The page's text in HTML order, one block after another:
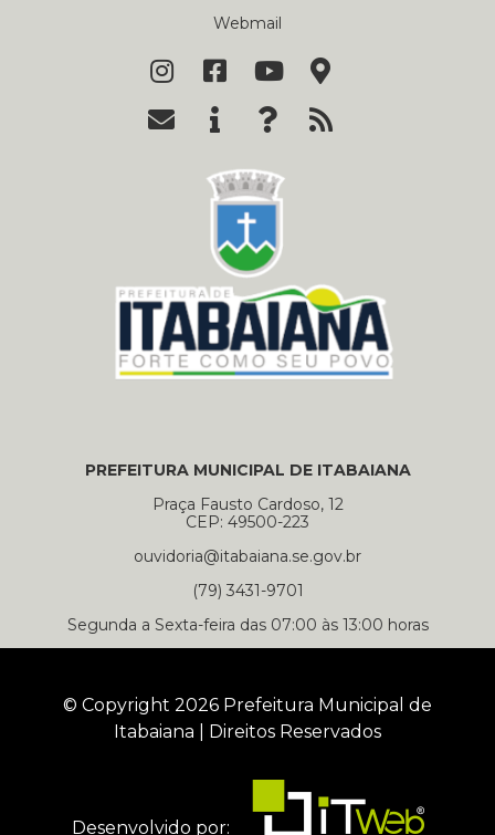
Webmail
PREFEITURA MUNICIPAL DE ITABAIANA
Praça Fausto Cardoso, 12
CEP: 49500-223
ouvidoria@itabaiana.se.gov.br
(79) 3431-9701
Segunda a Sexta-feira das 07:00 às 13:00 horas
© Copyright 2026 Prefeitura Municipal de
Itabaiana | Direitos Reservados
Desenvolvido por: